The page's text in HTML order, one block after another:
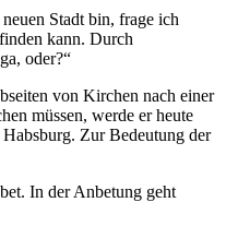
Stadt bin, frage ich
kann. Durch
oder?“
von Kirchen nach einer
müssen, werde er heute
Zur Bedeutung der
In der Anbetung geht